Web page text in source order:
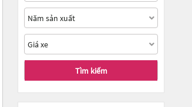
Tìm kiếm